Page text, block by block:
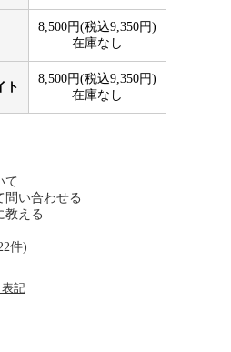
8,500円(税込9,350円)
在庫なし
ト
8,500円(税込9,350円)
在庫なし
て
問い合わせる
教える
件)
記